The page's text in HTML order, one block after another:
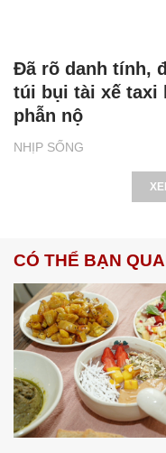
NHỊP SỐNG
Đã rõ danh tính,
túi bụi tài xế taxi
phẫn nộ
CÓ THỂ BẠN